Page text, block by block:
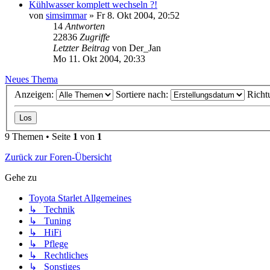
Kühlwasser komplett wechseln ?!
von simsimmar» Fr 8. Okt 2004, 20:52
14 Antworten
22836 Zugriffe
Letzter Beitrag von Der_Jan
Mo 11. Okt 2004, 20:33
Neues Thema
Anzeigen:
Sortiere nach:
9 Themen • Seite 1 von 1
Zurück zur Foren-Übersicht
Gehe zu
Toyota Starlet Allgemeines
↳ Technik
↳ Tuning
↳ HiFi
↳ Pflege
↳ Rechtliches
↳ Sonstiges